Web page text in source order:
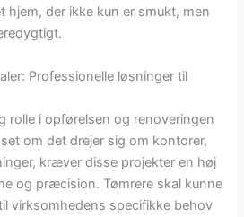
hjem, der ikke kun er smukt, men
Professionelle løsninger til
rolle i opførelsen og renoveringen
om det drejer sig om kontorer,
kræver disse projekter en høj
og præcision. Tømrere skal kunne
virksomhedens specifikke behov